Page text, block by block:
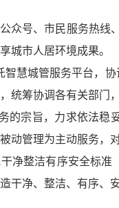
众号、市民服务热线
城市人居环境成果。
智慧城管服务平台，
筹协调各有关部门
的宗旨，力求依法
动管理为主动服务，
净整洁有序安全标准
干净、整洁、有序、